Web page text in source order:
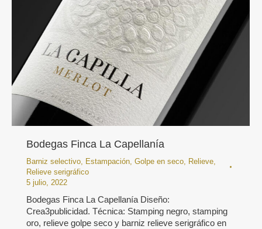
Bodegas Finca La Capellanía
Barniz selectivo, Estampación, Golpe en seco, Relieve,
Relieve serigráfico
5 julio, 2022
Bodegas Finca La Capellanía Diseño:
Crea3publicidad. Técnica: Stamping negro, stamping
oro, relieve golpe seco y barniz relieve serigráfico en